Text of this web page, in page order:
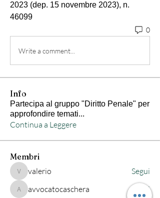
2023 (dep. 15 novembre 2023), n.
46099
0
Write a comment...
Info
Partecipa al gruppo "Diritto Penale" per
approfondire temati...
Continua a Leggere
Membri
valeriovalerio Segui
avvocatocaschera
avvocatocaschera Segui